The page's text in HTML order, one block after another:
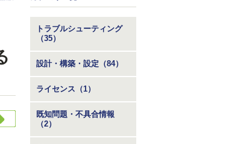
トラブルシューティング
（35）
設計・構築・設定（84）
ライセンス（1）
既知問題・不具合情報
（2）